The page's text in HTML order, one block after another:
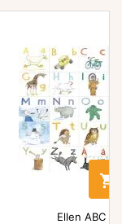

Ellen ABC